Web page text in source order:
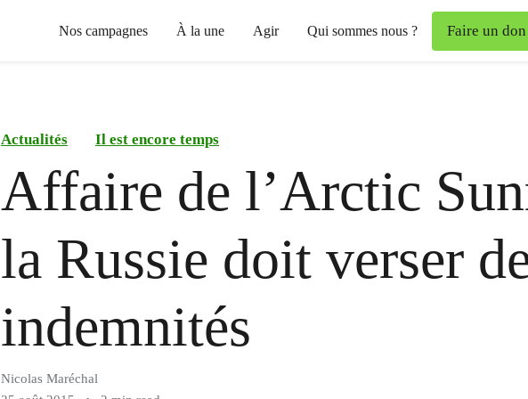
Nos campagnes À la une Agir Qui sommes nous ? Faire un don
Actualités Il est encore temps
Affaire de l’Arctic
la Russie doit verser
indemnités
Nicolas Maréchal